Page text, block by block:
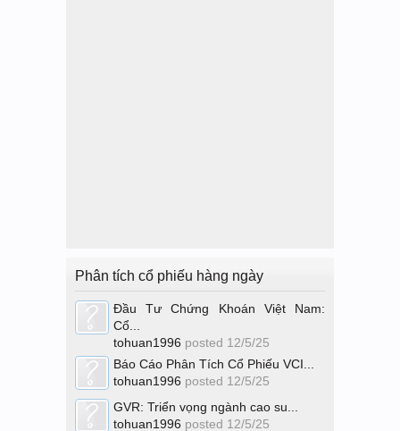
Phân tích cổ phiếu hàng ngày
Đầu Tư Chứng Khoán Việt Nam:
Cổ...
tohuan1996 posted 12/5/25
Báo Cáo Phân Tích Cổ Phiếu VCI...
tohuan1996 posted 12/5/25
GVR: Triển vọng ngành cao su...
tohuan1996 posted 12/5/25